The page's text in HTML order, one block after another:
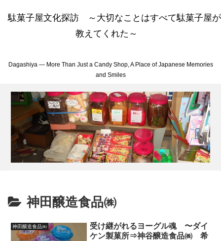
駄菓子屋文化探訪 ～大切なことはすべて駄菓子屋が
教えてくれた～
Dagashiya — More Than Just a Candy Shop, A Place of Japanese Memories
and Smiles
神田醸造食品㈱
神田醸造食品㈱
受け継がれるヨーグル魂 〜ダイ
ケン製菓所⇒神谷醸造食品㈱ 希